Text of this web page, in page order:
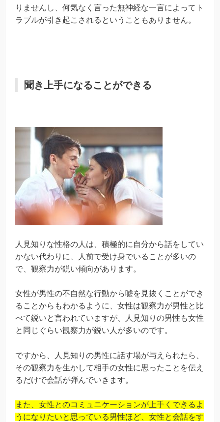
りませんし、何気なく言った無神経な一言によってト
ラブルが引き起こされるということもありません。
聞き上手になることができる
人見知りな性格の人は、積極的に自分から話をしてい
かない代わりに、人前で受け身でいることが多いの
で、観察力が鋭い傾向があります。
女性が男性の不自然な行動から嘘を見抜くことができ
ることからもわかるように、女性は観察力が男性と比
べて鋭いと言われていますが、人見知りの男性も女性
と同じぐらい観察力が鋭い人が多いのです。
ですから、人見知りの男性に話す場が与えられたら、
その観察力を生かして相手の女性に思ったことを伝え
るだけで会話が弾んでいきます。
また、女性とのコミュニケーションが上手くできるよ
うになりたいと思っている男性ほど、女性と会話をす